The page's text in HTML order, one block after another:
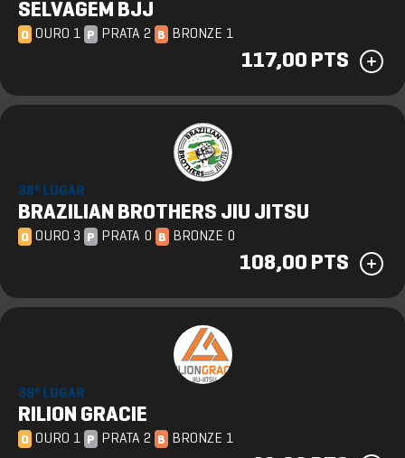
SELVAGEM BJJ
O OURO 1 P PRATA 2 B BRONZE 1
117,00 PTS
38º LUGAR
BRAZILIAN BROTHERS JIU JITSU
O OURO 3 P PRATA 0 B BRONZE 0
108,00 PTS
39º LUGAR
RILION GRACIE
O OURO 1 P PRATA 2 B BRONZE 1